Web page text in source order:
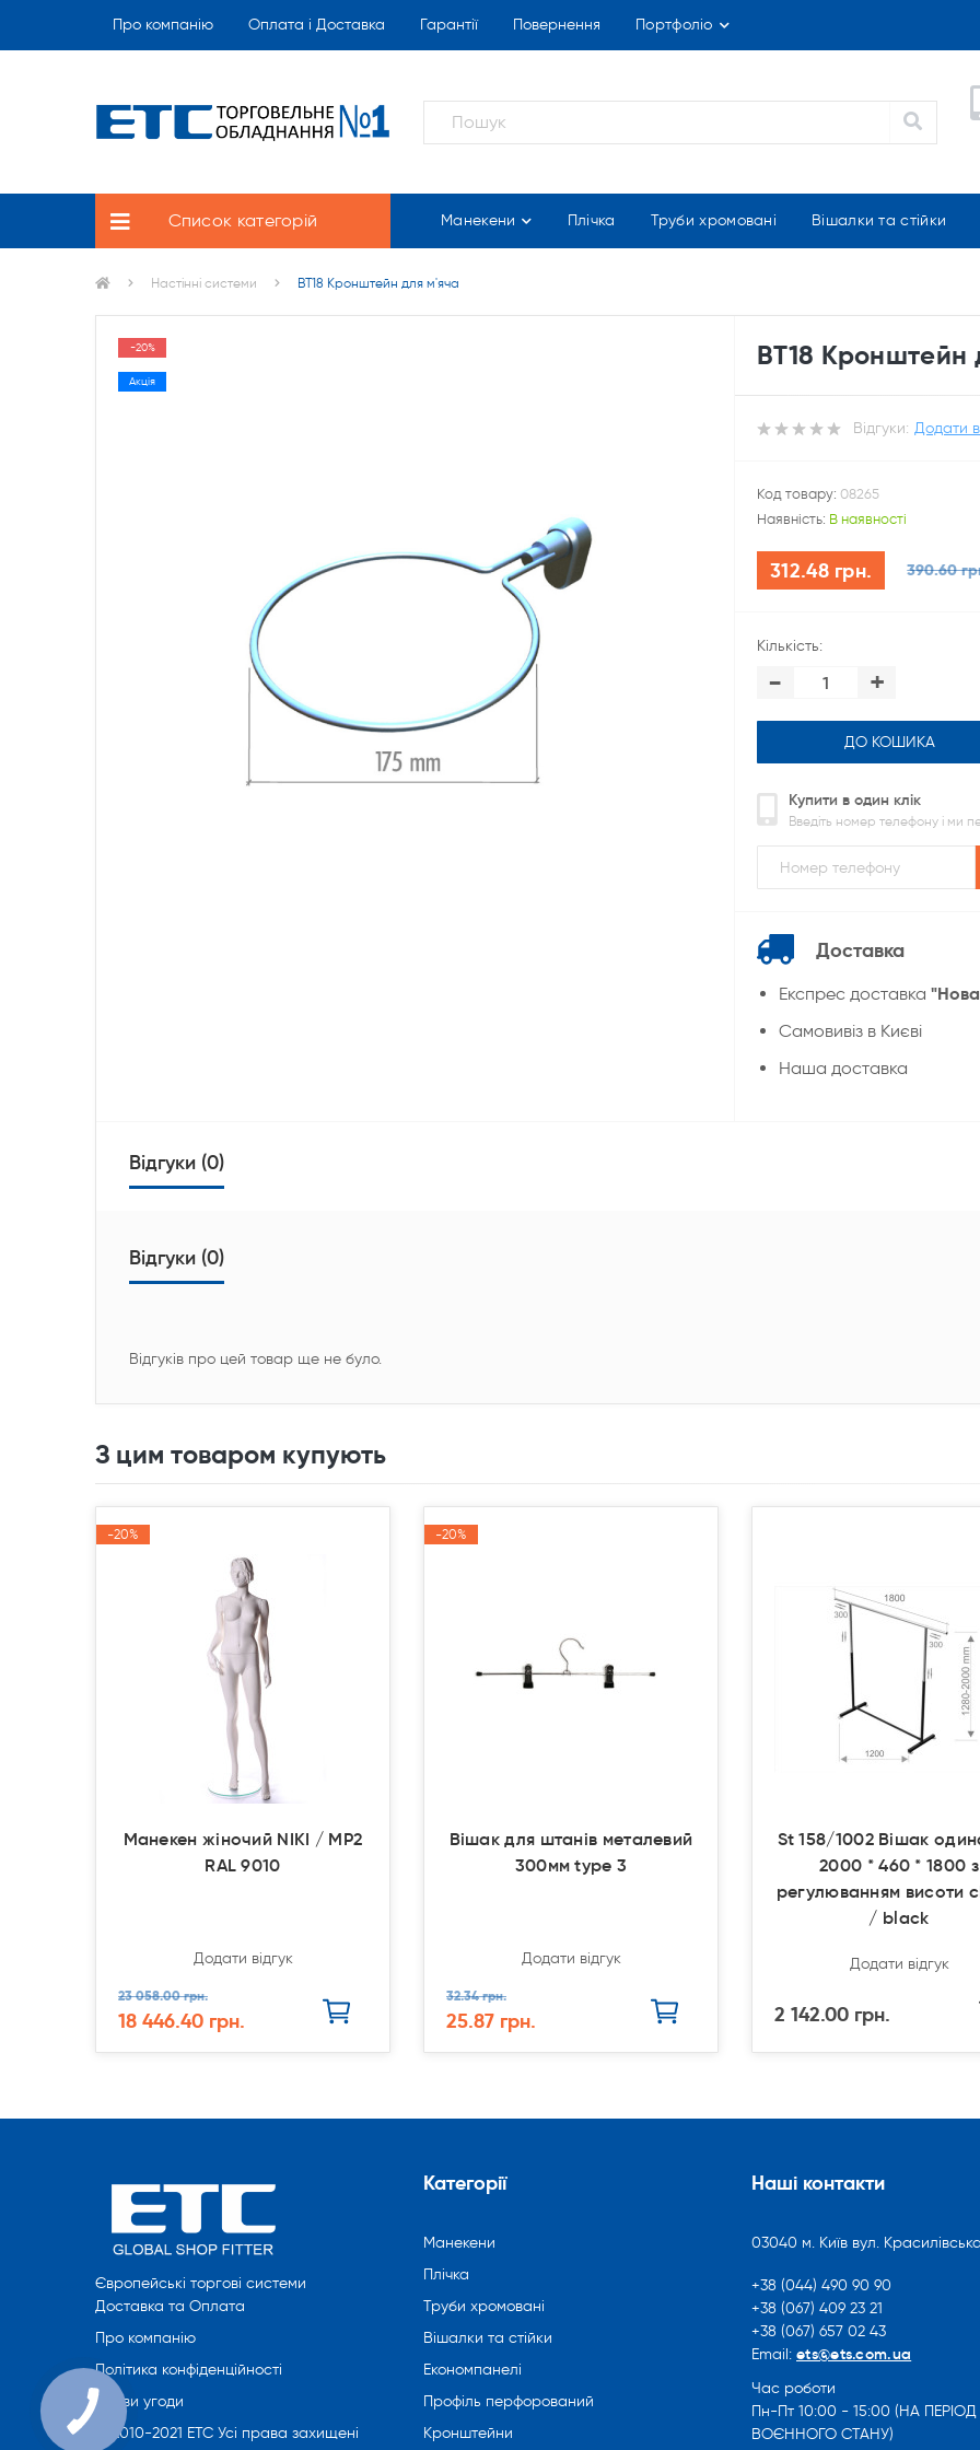
Про компанію Оплата і Доставка Гарантії Повернення Портфоліо
Список категорій Манекени Плічка Труби хромовані Вішалки та стійки
Настінні системи BT18 Кронштейн для м'яча
-20%
Акція
BT18 Кронштейн
Відгуки: Додати
Код товару: 08265
Наявність: В наявності
312.48 грн. 390.60
Кількість:
- +
ДО КОШИКА
Купити в один клік
Введіть номер телефону і ми
Доставка
Експрес доставка
Cамовивіз в Києві
Наша доставка
Відгуки (0)
Відгуки (0)
Відгуків про цей товар ще не було.
З цим товаром купують
-20%
-20%
Манекен жіночий NIKI / MP2
RAL 9010
Додати відгук
23 058.00 грн.
18 446.40 грн.
-20%
-20%
Вішак для штанів металевий
300мм type 3
Додати відгук
32.34 грн.
25.87 грн.
St 158/1002 Вішак
2000 * 460 * 1800 з
регулюванням висоти
/ black
Додати відгук
2 142.00 грн.
Європейські торгові системи
Доставка та Оплата
Про компанію
Політика конфіденційності
Умови угоди
© 2010-2021 ETC Усі права захищені
Категорії
Манекени
Плічка
Труби хромовані
Вішалки та стійки
Економпанелі
Профіль перфорований
Кронштейни
Наші контакти
03040 м. Київ вул.
+38 (044) 490 90 90
+38 (067) 409 23 21
+38 (067) 657 02 43
Email: ets@ets.com.ua
Час роботи
Пн-Пт 10:00 - 15:00 (НА ПЕРІОД
ВОЄННОГО СТАНУ)